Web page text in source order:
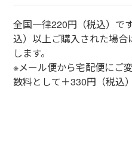
全国一律220円（税込）で
込）以上ご購入された場
します。
※メール便から宅配便にご
数料として＋330円（税込